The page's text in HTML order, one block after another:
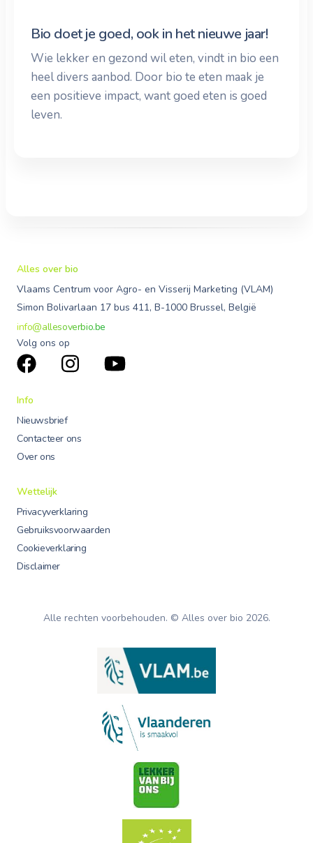
Bio doet je goed, ook in het nieuwe jaar!
Wie lekker en gezond wil eten, vindt in bio een
heel divers aanbod. Door bio te eten maak je
een positieve impact, want goed eten is goed
leven.
Alles over bio
Vlaams Centrum voor Agro- en Visserij Marketing (VLAM)
Simon Bolivarlaan 17 bus 411, B-1000 Brussel, België
info@allesoverbio.be
Volg ons op
Info
Nieuwsbrief
Contacteer ons
Over ons
Wettelijk
Privacyverklaring
Gebruiksvoorwaarden
Cookieverklaring
Disclaimer
Alle rechten voorbehouden. © Alles over bio 2026.